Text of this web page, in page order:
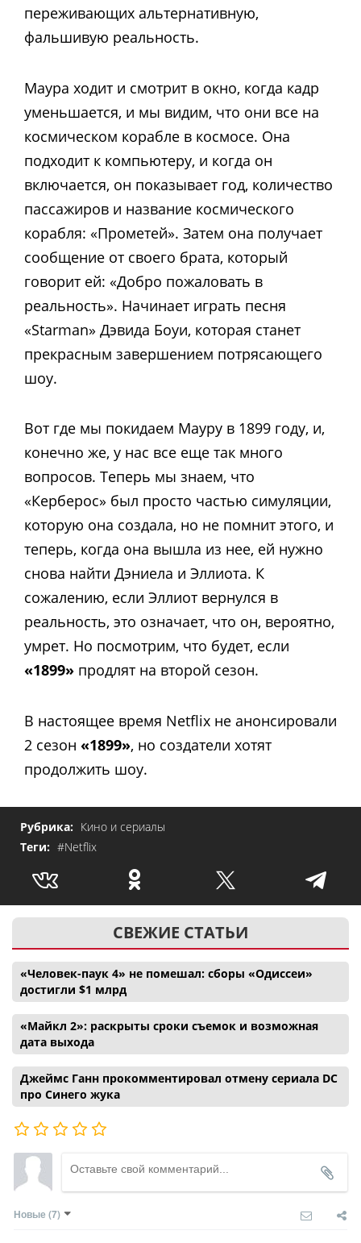
переживающих альтернативную,
фальшивую реальность.
Маура ходит и смотрит в окно, когда кадр
уменьшается, и мы видим, что они все на
космическом корабле в космосе. Она
подходит к компьютеру, и когда он
включается, он показывает год, количество
пассажиров и название космического
корабля: «Прометей». Затем она получает
сообщение от своего брата, который
говорит ей: «Добро пожаловать в
реальность». Начинает играть песня
«Starman» Дэвида Боуи, которая станет
прекрасным завершением потрясающего
шоу.
Вот где мы покидаем Мауру в 1899 году, и,
конечно же, у нас все еще так много
вопросов. Теперь мы знаем, что
«Керберос» был просто частью симуляции,
которую она создала, но не помнит этого, и
теперь, когда она вышла из нее, ей нужно
снова найти Дэниела и Эллиота. К
сожалению, если Эллиот вернулся в
реальность, это означает, что он, вероятно,
умрет. Но посмотрим, что будет, если
«1899» продлят на второй сезон.
В настоящее время Netflix не анонсировали
2 сезон «1899», но создатели хотят
продолжить шоу.
Рубрика: Кино и сериалы
Теги: #Netflix
СВЕЖИЕ СТАТЬИ
«Человек-паук 4» не помешал: сборы «Одиссеи»
достигли $1 млрд
«Майкл 2»: раскрыты сроки съемок и возможная
дата выхода
Джеймс Ганн прокомментировал отмену сериала DC
про Синего жука
Новые (7)